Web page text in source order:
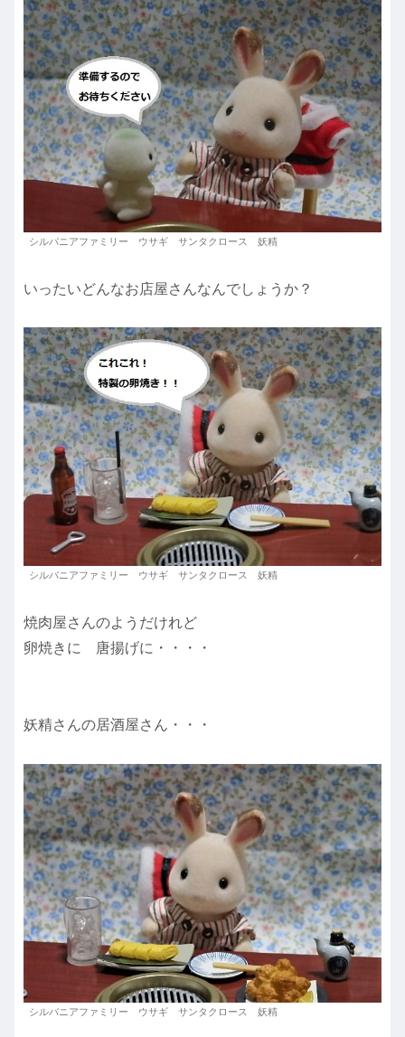
シルバニアファミリー ウサギ サンタクロース 妖精
いったいどんなお店屋さんなんでしょうか？
シルバニアファミリー ウサギ サンタクロース 妖精
焼肉屋さんのようだけれど
卵焼きに 唐揚げに・・・・
妖精さんの居酒屋さん・・・
シルバニアファミリー ウサギ サンタクロース 妖精